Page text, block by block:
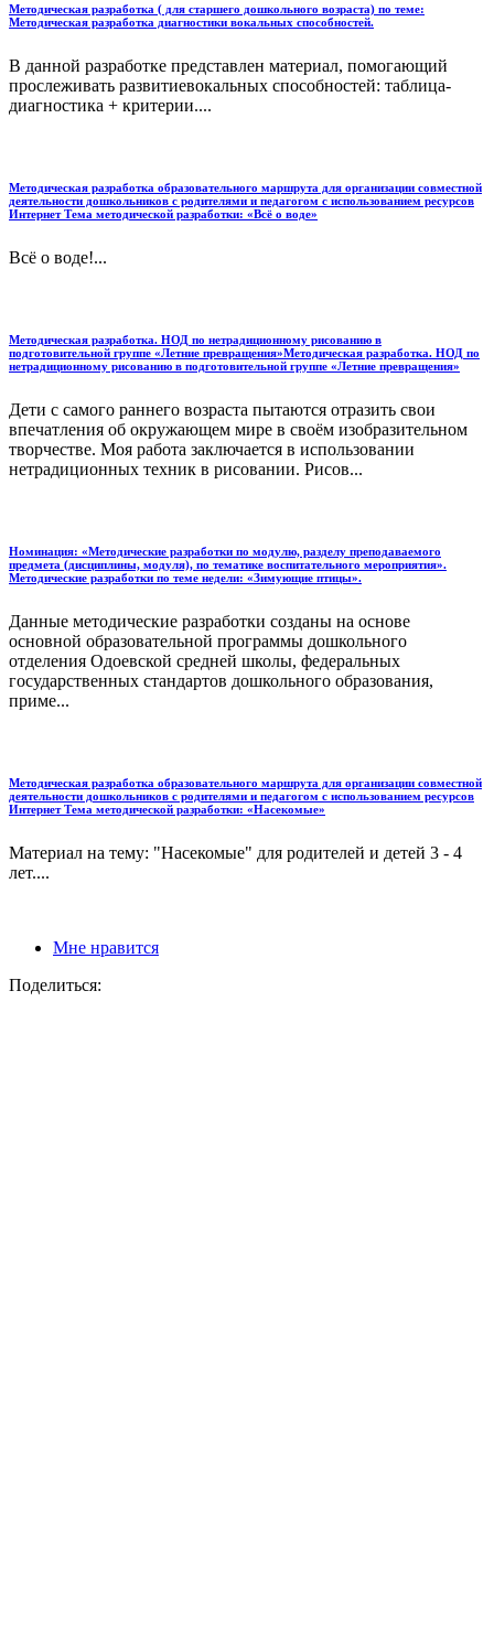
Методическая разработка ( для старшего дошкольного возраста) по теме:
Методическая разработка диагностики вокальных способностей.
В данной разработке представлен материал, помогающий
прослеживать развитиевокальных способностей: таблица-
диагностика + критерии....
Методическая разработка образовательного маршрута для организации совместной
деятельности дошкольников с родителями и педагогом с использованием ресурсов
Интернет Тема методической разработки: «Всё о воде»
Всё о воде!...
Методическая разработка. НОД по нетрадиционному рисованию в
подготовительной группе «Летние превращения»Методическая разработка. НОД по
нетрадиционному рисованию в подготовительной группе «Летние превращения»
Дети с самого раннего возраста пытаются отразить свои
впечатления об окружающем мире в своём изобразительном
творчестве. Моя работа заключается в использовании
нетрадиционных техник в рисовании. Рисов...
Номинация: «Методические разработки по модулю, разделу преподаваемого
предмета (дисциплины, модуля), по тематике воспитательного мероприятия».
Методические разработки по теме недели: «Зимующие птицы».
Данные методические разработки созданы на основе
основной образовательной программы дошкольного
отделения Одоевской средней школы, федеральных
государственных стандартов дошкольного образования,
приме...
Методическая разработка образовательного маршрута для организации совместной
деятельности дошкольников с родителями и педагогом с использованием ресурсов
Интернет Тема методической разработки: «Насекомые»
Материал на тему: "Насекомые" для родителей и детей 3 - 4
лет....
Мне нравится
Поделиться: